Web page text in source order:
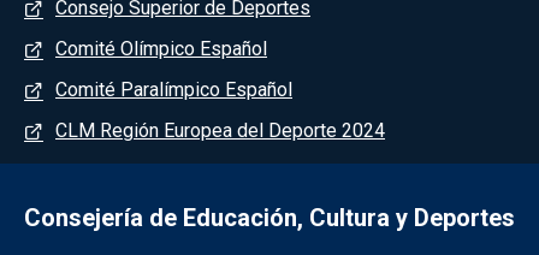
Consejo Superior de Deportes
Comité Olímpico Español
Comité Paralímpico Español
CLM Región Europea del Deporte 2024
Consejería de Educación, Cultura y Deportes